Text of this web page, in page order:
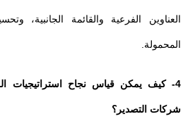
العناوين الفرعية والقائمة الجانبية،
المحمولة.
شركات التصدير؟